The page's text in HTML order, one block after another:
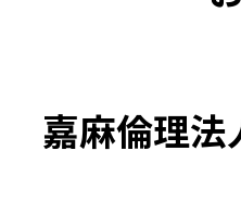
嘉麻倫理